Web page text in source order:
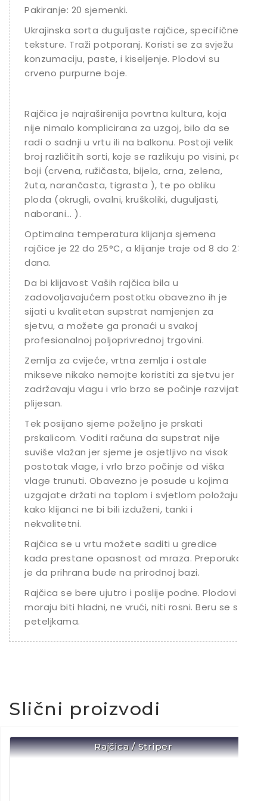
Ostalo sjeme
Pakiranje: 20 sjemenki.
Ukrajinska sorta duguljaste rajčice, specifične
teksture. Traži potporanj. Koristi se za svježu
konzumaciju, paste, i kiseljenje. Plodovi su
crveno purpurne boje.
Rajčica je najraširenija povrtna kultura, koja
nije nimalo komplicirana za uzgoj, bilo da se
radi o sadnji u vrtu ili na balkonu. Postoji velik
broj različitih sorti, koje se razlikuju po visini, po
boji (crvena, ružičasta, bijela, crna, zelena,
žuta, narančasta, tigrasta ), te po obliku
ploda (okrugli, ovalni, kruškoliki, duguljasti,
naborani… ).
Optimalna temperatura klijanja sjemena
rajčice je 22 do 25°C, a klijanje traje od 8 do 23
dana.
Da bi klijavost Vaših rajčica bila u
zadovoljavajućem postotku obavezno ih je
sijati u kvalitetan supstrat namjenjen za
sjetvu, a možete ga pronaći u svakoj
profesionalnoj poljoprivrednoj trgovini.
Zemlja za cvijeće, vrtna zemlja i ostale
mikseve nikako nemojte koristiti za sjetvu jer
zadržavaju vlagu i vrlo brzo se počinje razvijati
plijesan.
Tek posijano sjeme poželjno je prskati
prskalicom. Voditi računa da supstrat nije
suviše vlažan jer sjeme je osjetljivo na visok
postotak vlage, i vrlo brzo počinje od viška
vlage trunuti. Obavezno je posude u kojima
uzgajate držati na toplom i svjetlom položaju
kako klijanci ne bi bili izduženi, tanki i
nekvalitetni.
Rajčica se u vrtu možete saditi u gredice
kada prestane opasnost od mraza. Preporuka
je da prihrana bude na prirodnoj bazi.
Rajčica se bere ujutro i poslije podne. Plodovi
moraju biti hladni, ne vrući, niti rosni. Beru se s
peteljkama.
Slični proizvodi
Rajčica / Striper